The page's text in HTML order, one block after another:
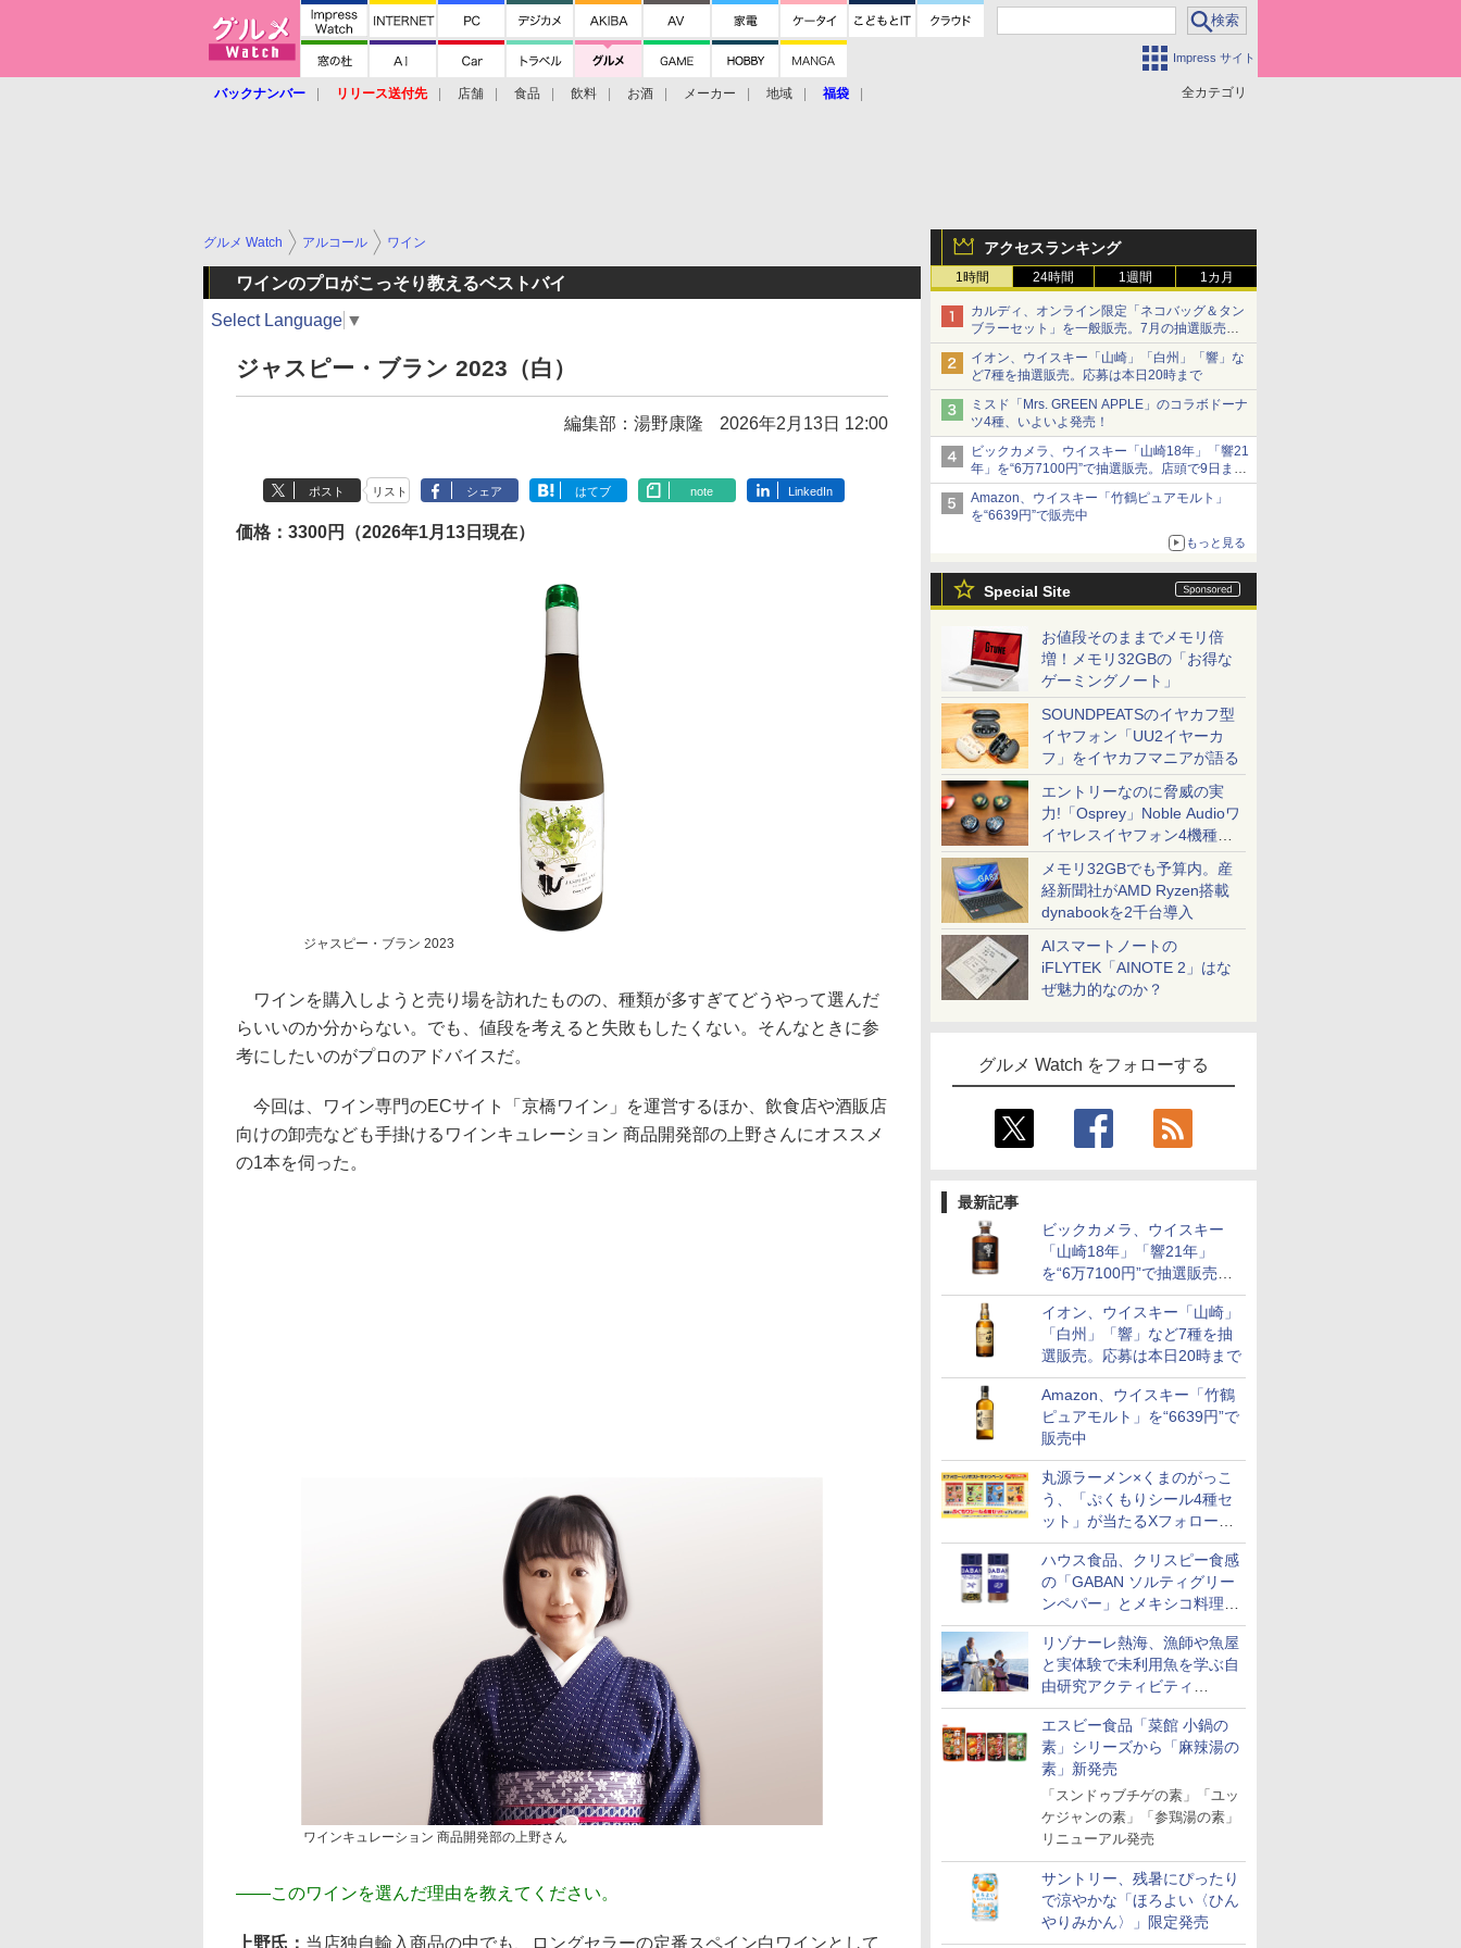
Impress サイト
全カテゴリ
バックナンバー リリース送付先 店舗 食品 飲料 お酒 メーカー 地域 福袋
アクセスランキング
1時間 24時間 1週間 1カ月
カルディ、オンライン限定「ネコバッグ＆タン
ブラーセット」を一般販売。7月の抽選販売の
当選無効分
イオン、ウイスキー「山崎」「白州」「響」な
ど7種を抽選販売。応募は本日20時まで
ミスド「Mrs. GREEN APPLE」のコラボドーナ
ツ4種、いよいよ発売！
ビックカメラ、ウイスキー「山崎18年」「響21
年」を“6万7100円”で抽選販売。店頭で9日まで
受付
Amazon、ウイスキー「竹鶴ピュアモルト」
を“6639円”で販売中
もっと見る
Special Site
お値段そのままでメモリ倍
増！メモリ32GBの「お得な
ゲーミングノート」
SOUNDPEATSのイヤカフ型
イヤフォン「UU2イヤーカ
フ」をイヤカフマニアが語る
エントリーなのに脅威の実
力!「Osprey」Noble Audioワ
イヤレスイヤフォン4機種を
一気に聴く
メモリ32GBでも予算内。産
経新聞社がAMD Ryzen搭載
dynabookを2千台導入
AIスマートノートの
iFLYTEK「AINOTE 2」はな
ぜ魅力的なのか？
グルメ Watch をフォローする
最新記事
ビックカメラ、ウイスキー
「山崎18年」「響21年」
を“6万7100円”で抽選販売。
店頭で9日まで受付
イオン、ウイスキー「山崎」
「白州」「響」など7種を抽
選販売。応募は本日20時まで
Amazon、ウイスキー「竹鶴
ピュアモルト」を“6639円”で
販売中
丸源ラーメン×くまのがっこ
う、「ぷくもりシール4種セ
ット」が当たるXフォロー＆
リポストキャンペーン実施
ハウス食品、クリスピー食感
の「GABAN ソルティグリー
ンペパー」とメキシコ料理に
合う「GABAN チポトレペパ
ー」発売
リゾナーレ熱海、漁師や魚屋
と実体験で未利用魚を学ぶ自
由研究アクティビティ
「Fisherman's Academy」を
実施中
エスビー食品「菜館 小鍋の
素」シリーズから「麻辣湯の
素」新発売
「スンドゥブチゲの素」「ユッ
ケジャンの素」「参鶏湯の素」
リニューアル発売
サントリー、残暑にぴったり
で涼やかな「ほろよい〈ひん
やりみかん〉」限定発売
グルメ Watch アルコール ワイン
ワインのプロがこっそり教えるベストバイ
Select Language ▼
ジャスピー・ブラン 2023（白）
編集部：湯野康隆 2026年2月13日 12:00
ポスト リスト シェア はてブ note LinkedIn
価格：3300円（2026年1月13日現在）
ジャスピー・ブラン 2023
ワインを購入しようと売り場を訪れたものの、種類が多すぎてどうやって選んだ
らいいのか分からない。でも、値段を考えると失敗もしたくない。そんなときに参
考にしたいのがプロのアドバイスだ。
今回は、ワイン専門のECサイト「京橋ワイン」を運営するほか、飲食店や酒販店
向けの卸売なども手掛けるワインキュレーション 商品開発部の上野さんにオススメ
の1本を伺った。
ワインキュレーション 商品開発部の上野さん
――このワインを選んだ理由を教えてください。
上野氏： 当店独自輸入商品の中でも、ロングセラーの定番スペイン白ワインとして